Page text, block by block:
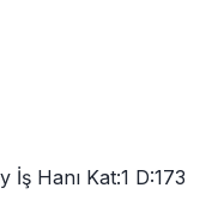
İş Hanı Kat:1 D:173